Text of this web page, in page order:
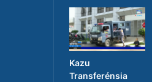
Kazu
Transferénsia